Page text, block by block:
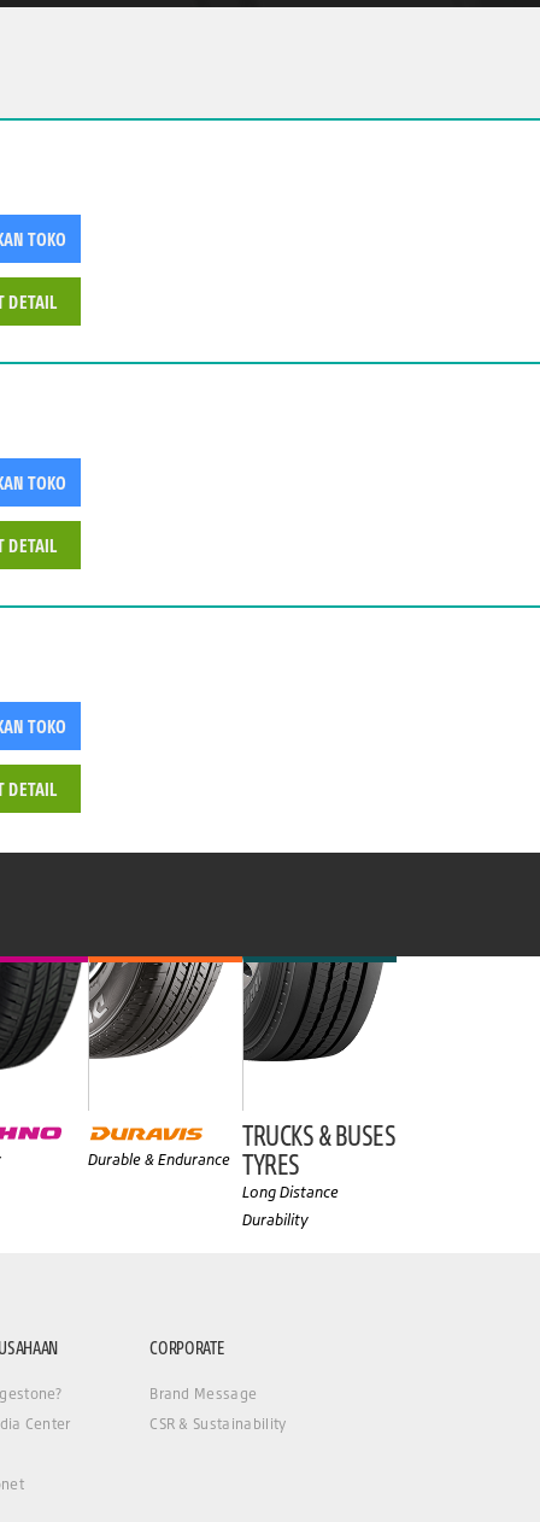
TOKO
DETAIL
TOKO
DETAIL
TOKO
DETAIL
Durable & Endurance
TRUCKS & BUSES
TYRES
Long Distance
Durability
Center
CORPORATE
Brand Message
CSR & Sustainability